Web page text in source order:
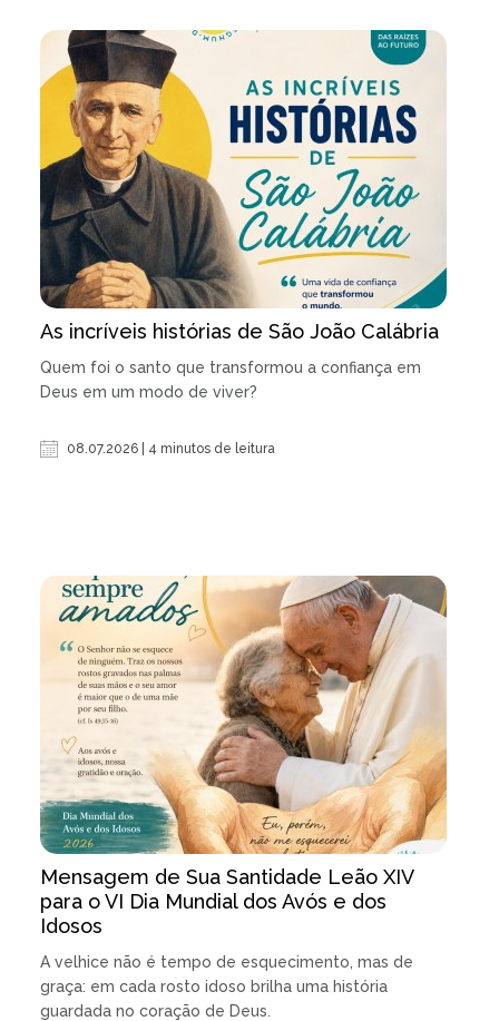
As incríveis histórias de São João Calábria
Quem foi o santo que transformou a confiança em
Deus em um modo de viver?
08.07.2026 | 4 minutos de leitura
Mensagem de Sua Santidade Leão XIV
para o VI Dia Mundial dos Avós e dos
Idosos
A velhice não é tempo de esquecimento, mas de
graça: em cada rosto idoso brilha uma história
guardada no coração de Deus.